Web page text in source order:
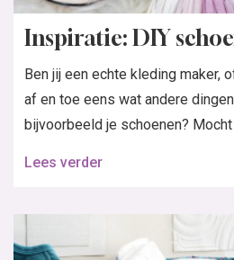
Inspiratie: DIY
Ben jij een echte kleding maker,
af en toe eens wat andere
bijvoorbeeld je schoenen? Mocht
Lees verder